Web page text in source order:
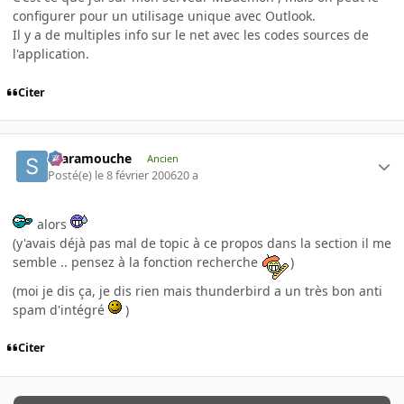
configurer pour un utilisage unique avec Outlook.
Il y a de multiples info sur le net avec les codes sources de
l'application.
Citer
Scaramouche Ancien
Posté(e) le 8 février 200620 a
alors
(y'avais déjà pas mal de topic à ce propos dans la section il me
semble .. pensez à la fonction recherche
)
(moi je dis ça, je dis rien mais thunderbird a un très bon anti
spam d'intégré
)
Citer